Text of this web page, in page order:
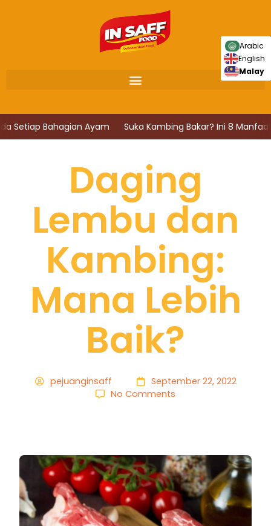
Bahagian Ayam Suka Kambing Bakar? Ini 8 Manfaat
Daging
Lembu dan
Kambing:
Mana Lebih
Baik?
pejuanginsaff
September 22, 2022
No Comments
Arabic
English
Malay